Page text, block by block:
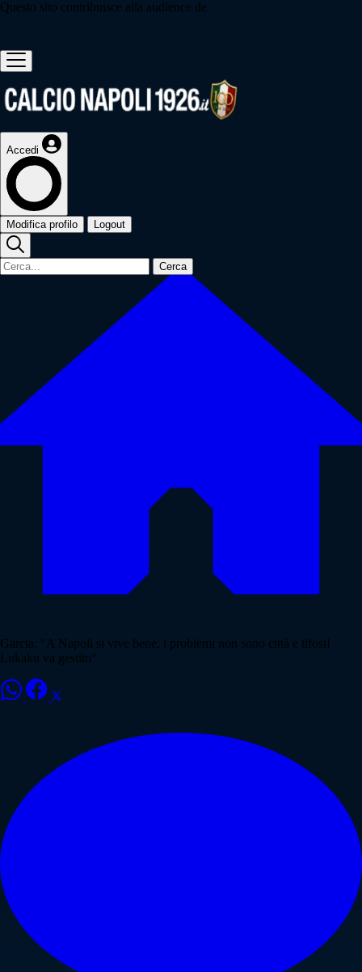
Questo sito contribuisce alla audience de
Accedi
Modifica profilo Logout
Cerca
Garcia: "A Napoli si vive bene, i problemi non sono città e tifosi!
Lukaku va gestito"